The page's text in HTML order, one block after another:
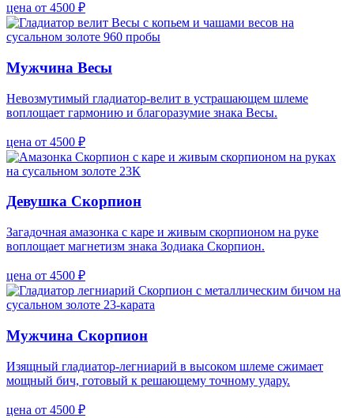
цена от 4500 ₽
Мужчина Весы
Невозмутимый гладиатор-велит в устрашающем шлеме
воплощает гармонию и благоразумие знака Весы.
цена от 4500 ₽
Девушка Скорпион
Загадочная амазонка с каре и живым скорпионом на руке
воплощает магнетизм знака Зодиака Скорпион.
цена от 4500 ₽
Мужчина Скорпион
Изящный гладиатор-легниарий в высоком шлеме сжимает
мощный бич, готовый к решающему точному удару.
цена от 4500 ₽